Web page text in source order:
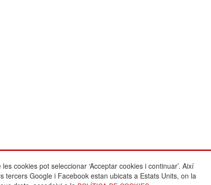
Crèdits:
cookies pot seleccionar ‘Acceptar cookies i continuar’. Així
tercers Google i Facebook estan ubicats a Estats Units, on la